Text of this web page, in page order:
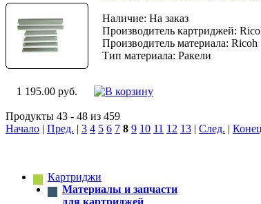
Наличие: На заказ
Производитель картриджей:
Производитель материала: Ricoh
Тип материала: Ракели
1 195.00 руб.
Продукты 43 - 48 из 459
Начало | Пред. | 3 4 5 6 7 8 9 10 11 12 13 | След. | Конец
Картриджи
Материалы и запчасти
для картриджей